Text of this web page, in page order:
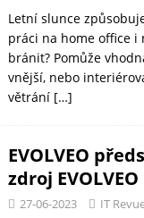
Letní slunce
práci na home office i
bránit? Pomůže
vnější, nebo
větrání […]
EVOLVEO
zdroj EVOLVEO
27-06-2023 IT